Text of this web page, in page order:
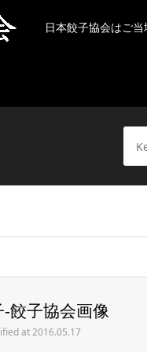
日本餃子協会はご
餃子協会画像
at 2016.05.17